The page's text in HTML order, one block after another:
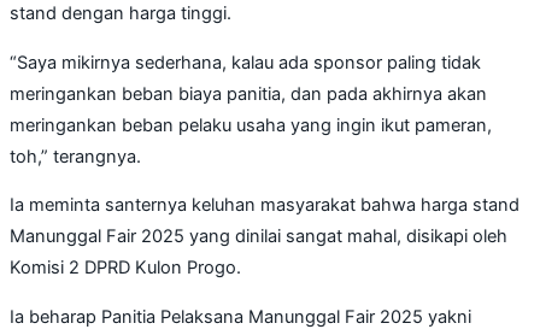
stand dengan harga tinggi.
“Saya mikirnya sederhana, kalau ada sponsor paling tidak
meringankan beban biaya panitia, dan pada akhirnya akan
meringankan beban pelaku usaha yang ingin ikut pameran,
toh,” terangnya.
Ia meminta santernya keluhan masyarakat bahwa harga stand
Manunggal Fair 2025 yang dinilai sangat mahal, disikapi oleh
Komisi 2 DPRD Kulon Progo.
Ia beharap Panitia Pelaksana Manunggal Fair 2025 yakni